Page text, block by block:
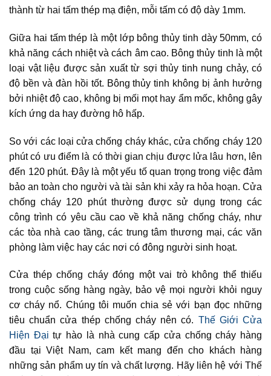
thành từ hai tấm thép mạ điện, mỗi tấm có độ dày 1mm.
Giữa hai tấm thép là một lớp bông thủy tinh dày 50mm, có
khả năng cách nhiệt và cách âm cao. Bông thủy tinh là một
loại vật liệu được sản xuất từ sợi thủy tinh nung chảy, có
độ bền và đàn hồi tốt. Bông thủy tinh không bị ảnh hưởng
bởi nhiệt độ cao, không bị mối mọt hay ẩm mốc, không gây
kích ứng da hay đường hô hấp.
So với các loại cửa chống cháy khác, cửa chống cháy 120
phút có ưu điểm là có thời gian chịu được lửa lâu hơn, lên
đến 120 phút. Đây là một yếu tố quan trọng trong việc đảm
bảo an toàn cho người và tài sản khi xảy ra hỏa hoạn. Cửa
chống cháy 120 phút thường được sử dụng trong các
công trình có yêu cầu cao về khả năng chống cháy, như
các tòa nhà cao tầng, các trung tâm thương mại, các văn
phòng làm việc hay các nơi có đông người sinh hoạt.
Cửa thép chống cháy đóng một vai trò không thể thiếu
trong cuộc sống hàng ngày, bảo vệ mọi người khỏi nguy
cơ cháy nổ. Chúng tôi muốn chia sẻ với bạn đọc những
tiêu chuẩn cửa thép chống cháy nên có. Thế Giới Cửa
Hiện Đại tự hào là nhà cung cấp cửa chống cháy hàng
đầu tại Việt Nam, cam kết mang đến cho khách hàng
những sản phẩm uy tín và chất lượng. Hãy liên hệ với Thế